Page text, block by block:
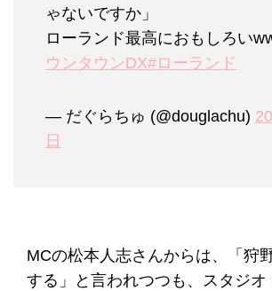
ゃないですか」
ローランド最高におもしろい
ウンタウンDX#ローランド
— だぐらちゅ (@douglachu)
日
MCの松本人志さんからは、「狩
する」と言われつつも、スタジオ